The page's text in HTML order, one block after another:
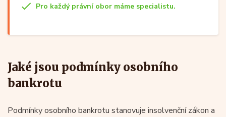
Pro každý právní obor máme specialistu.
Jaké jsou podmínky osobního
bankrotu
Podmínky osobního bankrotu stanovuje insolvenční zákon a